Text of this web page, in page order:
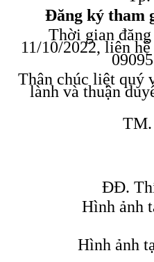
Đăng ký tham
Thời gian
11/10/2022, liên
Thân chúc liệt quý
lành và thuận
TM.
ĐĐ. Thích
Hình ảnh
Hình ảnh